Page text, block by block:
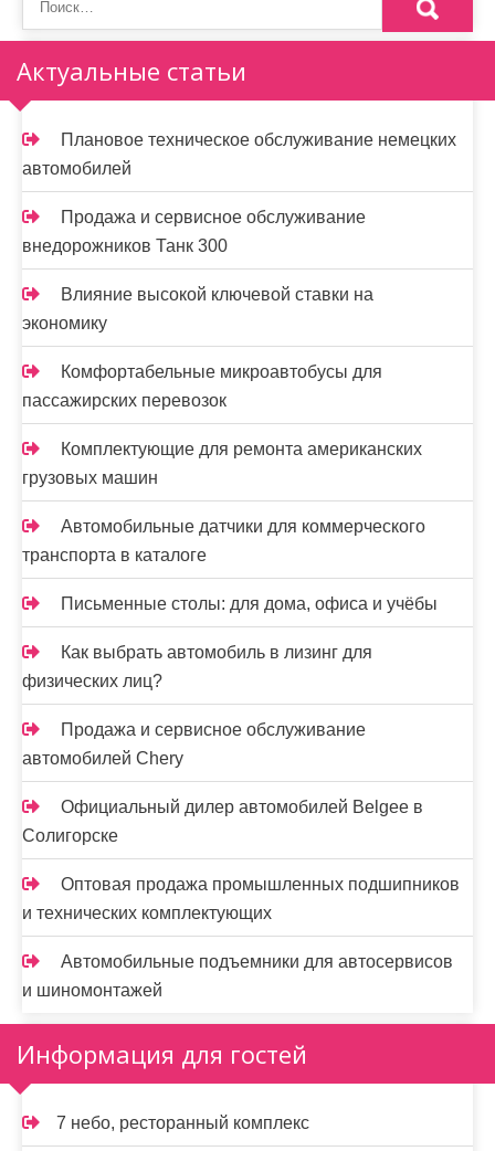
Актуальные статьи
Плановое техническое обслуживание немецких
автомобилей
Продажа и сервисное обслуживание
внедорожников Танк 300
Влияние высокой ключевой ставки на
экономику
Комфортабельные микроавтобусы для
пассажирских перевозок
Комплектующие для ремонта американских
грузовых машин
Автомобильные датчики для коммерческого
транспорта в каталоге
Письменные столы: для дома, офиса и учёбы
Как выбрать автомобиль в лизинг для
физических лиц?
Продажа и сервисное обслуживание
автомобилей Chery
Официальный дилер автомобилей Belgee в
Солигорске
Оптовая продажа промышленных подшипников
и технических комплектующих
Автомобильные подъемники для автосервисов
и шиномонтажей
Информация для гостей
7 небо, ресторанный комплекс